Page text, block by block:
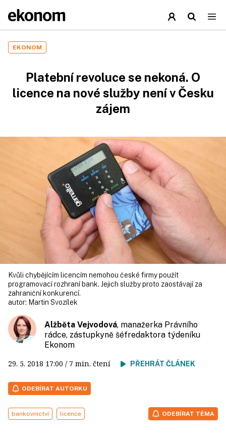
EKONOM
Platební revoluce se nekoná. O
licence na nové služby není v Česku
zájem
Kvůli chybějícím licencím nemohou české firmy použít
programovací rozhraní bank. Jejich služby proto zaostávají za
zahraniční konkurencí.
autor: Martin Svozílek
Alžběta Vejvodová, manažerka Právního
rádce, zástupkyně šéfredaktora týdeníku
Ekonom
29. 5. 2018 17:00 / 7 min. čtení PŘEHRÁT ČLÁNEK
ODEBÍRAT AUTORKU
bankovnictví licence ODEBÍRAT TÉMA